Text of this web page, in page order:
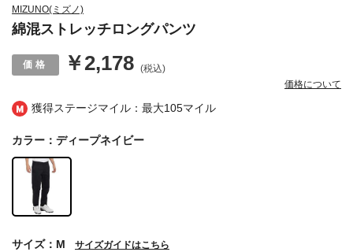
獲得ステージマイル：最大105マイル
MIZUNO(ミズノ)
綿混ストレッチロングパンツ
￥2,178 (税込)
価格について
カラー：ディープネイビー
サイズ：M サイズガイドはこちら